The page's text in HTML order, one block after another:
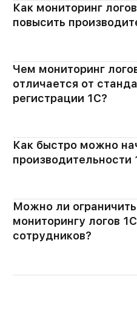
Как мониторинг
повысить
Чем мониторинг
отличается от
регистрации 1С?
Как быстро можно
производительности
Можно ли
мониторингу логов
сотрудников?